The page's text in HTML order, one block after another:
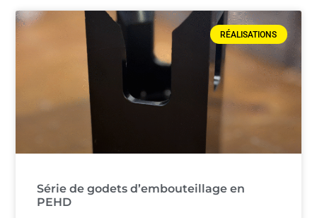
RÉALISATIONS
Série de godets d’embouteillage en
PEHD